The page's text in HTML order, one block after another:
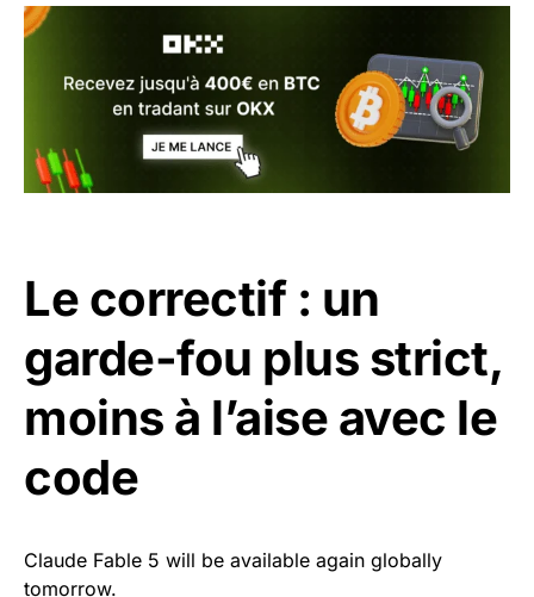
Le correctif : un
garde-fou plus strict,
moins à l’aise avec le
code
Claude Fable 5 will be available again globally
tomorrow.